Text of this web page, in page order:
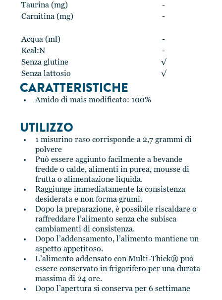
CARATTERISTICHE
Amido di mais modificato: 100%
UTILIZZO
1 misurino raso corrisponde a 2,7 grammi di
polvere
Può essere aggiunto facilmente a bevande
fredde o calde, alimenti in purea, mousse di
frutta o alimentazione liquida.
Raggiunge immediatamente la consistenza
desiderata e non forma grumi.
Dopo la preparazione, è possibile riscaldare o
raffreddare l’alimento senza che subisca
cambiamenti di consistenza.
Dopo l’addensamento, l’alimento mantiene un
aspetto appetitoso.
L’alimento addensato con Multi-Thick® può
essere conservato in frigorifero per una durata
massima di 24 ore.
Dopo l’apertura si conserva per 6 settimane
Taurina (mg)
-
Carnitina (mg)
-
Acqua (ml)
-
Kcal:N
-
Senza glutine
√
Senza lattosio
√